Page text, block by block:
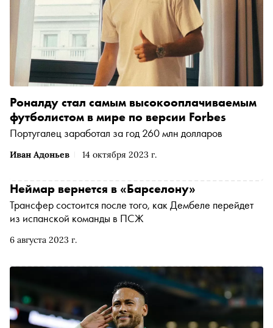
Иван Адоньев 14 октября 2023 г.
Роналду стал самым высокооплачиваемым
футболистом в мире по версии Forbes
Португалец заработал за год 260 млн долларов
6 августа 2023 г.
Неймар вернется в «Барселону»
Трансфер состоится после того, как Дембеле перейдет
из испанской команды в ПСЖ